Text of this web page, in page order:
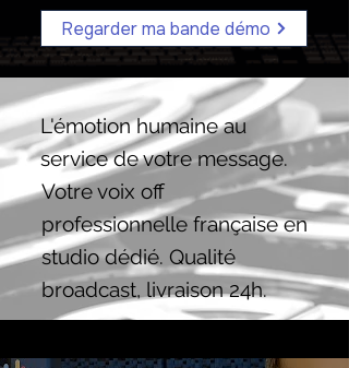
Regarder ma bande démo
L'émotion humaine au
service de votre message.
Votre voix off
professionnelle française en
studio dédié. Qualité
broadcast, livraison 24h.